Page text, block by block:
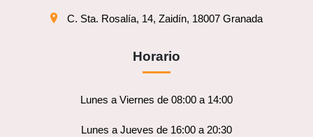
C. Sta. Rosalía, 14, Zaidín, 18007 Granada
Horario
Lunes a Viernes de 08:00 a 14:00
Lunes a Jueves de 16:00 a 20:30